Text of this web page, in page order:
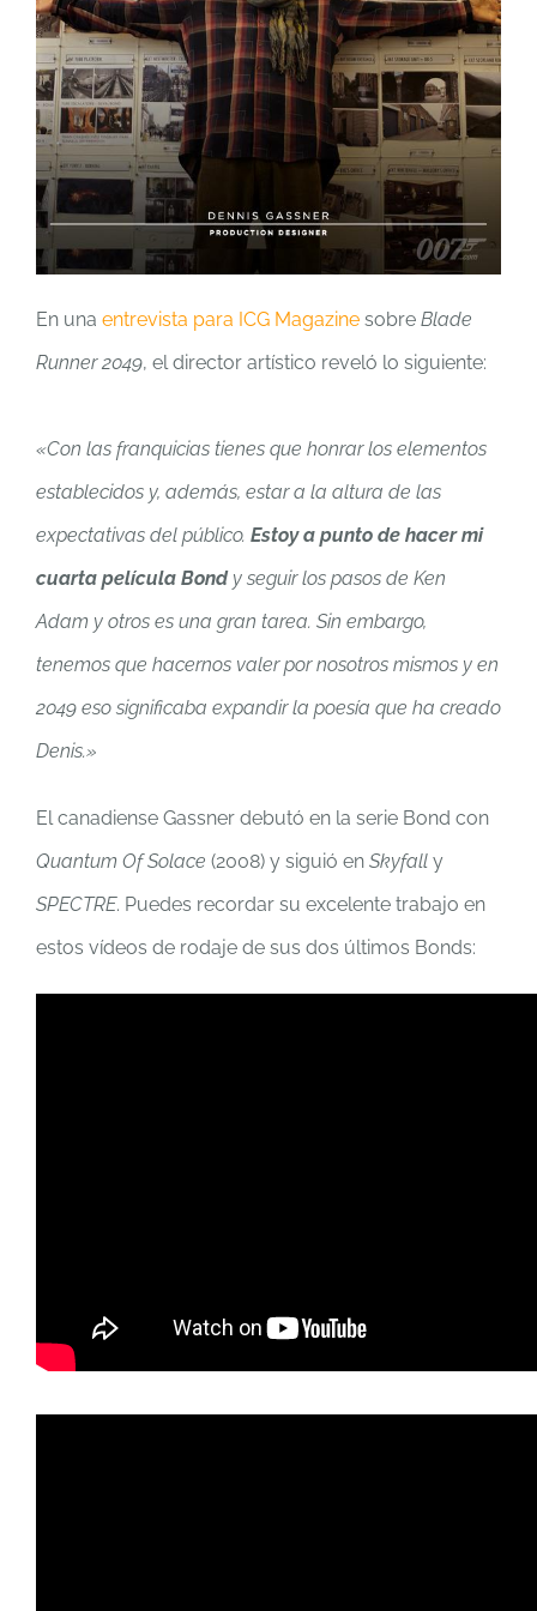
En una entrevista para ICG Magazine sobre Blade
Runner 2049, el director artístico reveló lo siguiente:
«Con las franquicias tienes que honrar los elementos
establecidos y, además, estar a la altura de las
expectativas del público. Estoy a punto de hacer mi
cuarta película Bondy seguir los pasos de Ken
Adam y otros es una gran tarea. Sin embargo,
tenemos que hacernos valer por nosotros mismos y en
2049 eso significaba expandir la poesía que ha creado
Denis.»
El canadiense Gassner debutó en la serie Bond con
Quantum Of Solace (2008) y siguió en Skyfall y
SPECTRE. Puedes recordar su excelente trabajo en
estos vídeos de rodaje de sus dos últimos Bonds: